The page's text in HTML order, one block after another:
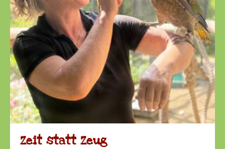
Zeit statt Zeug